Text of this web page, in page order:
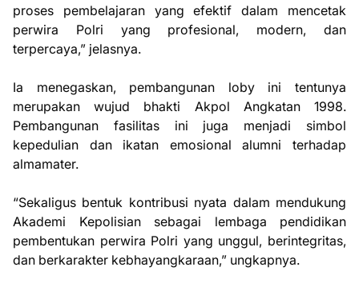
proses pembelajaran yang efektif dalam mencetak
perwira Polri yang profesional, modern, dan
terpercaya,” jelasnya.
Ia menegaskan, pembangunan loby ini tentunya
merupakan wujud bhakti Akpol Angkatan 1998.
Pembangunan fasilitas ini juga menjadi simbol
kepedulian dan ikatan emosional alumni terhadap
almamater.
“Sekaligus bentuk kontribusi nyata dalam mendukung
Akademi Kepolisian sebagai lembaga pendidikan
pembentukan perwira Polri yang unggul, berintegritas,
dan berkarakter kebhayangkaraan,” ungkapnya.